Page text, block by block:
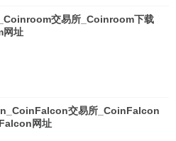
交易所_Coinroom下载
网址
交易所_CoinFalcon
网址